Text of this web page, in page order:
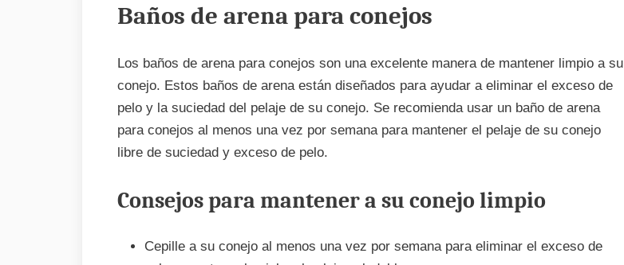
Baños de arena para conejos
Los baños de arena para conejos son una excelente manera de mantener limpio a su
conejo. Estos baños de arena están diseñados para ayudar a eliminar el exceso de
pelo y la suciedad del pelaje de su conejo. Se recomienda usar un baño de arena
para conejos al menos una vez por semana para mantener el pelaje de su conejo
libre de suciedad y exceso de pelo.
Consejos para mantener a su conejo limpio
Cepille a su conejo al menos una vez por semana para eliminar el exceso de